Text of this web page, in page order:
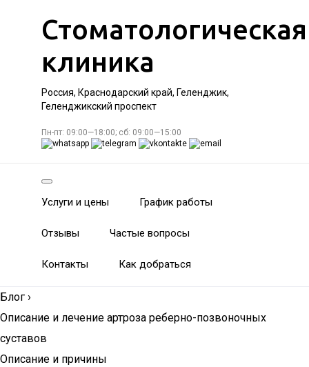
Стоматологическая
клиника
Россия, Краснодарский край, Геленджик,
Геленджикский проспект
Пн-пт: 09:00—18:00; сб: 09:00—15:00
Услуги и цены График работы
Отзывы Частые вопросы
Контакты Как добраться
Блог ›
Описание и лечение артроза реберно-позвоночных
суставов
Описание и причины